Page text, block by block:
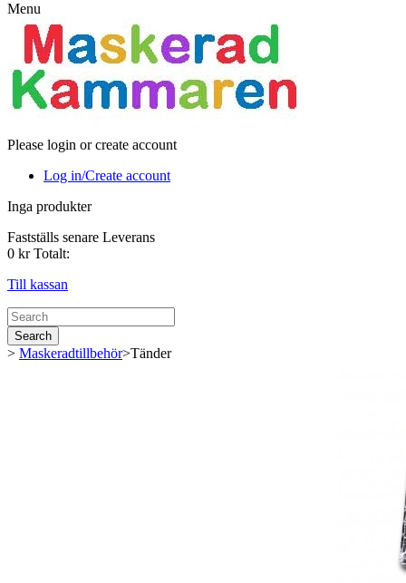
Menu
Please login or create account
Log in/Create account
Inga produkter
Fastställs senare Leverans
0 kr Totalt:
Till kassan
Search
> Maskeradtillbehör>Tänder